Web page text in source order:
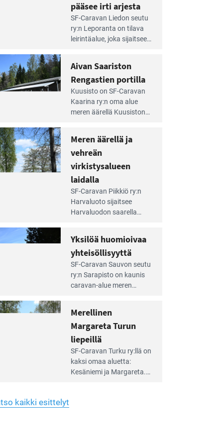
pääsee irti arjesta
SF-Caravan Liedon seutu
ry:n Leporanta on tilava
leirintäalue, joka sijaitsee
ympärillä. – Lampi on
upea ja puhdas, ja se
tarjoaa ympäris­töineen
kauniit maisemat ja
loistavat virkistäytymis­
Aivan Saariston
Rengastien portilla
Kuusisto on SF-Caravan
Kaarina ry:n oma alue
meren äärellä Kuusiston
lapsiystävällinen,
rauhallinen ja
silmiinpistävän siisti.
Meren äärellä ja
vehreän
virkistysalueen
laidalla
SF-Caravan Piikkiö ry:n
Harvaluoto sijait­see
Harvaluodon saarella
käyttöön­sä osan kunnan
viiden hehtaarin
virkistysalueesta.
Yksilöä huomioivaa
yhteisöllisyyttä
SF-Caravan Sauvon seutu
ry:n Sarapisto on kaunis
caravan-alue meren
on 130 sähköllä
varustettua caravan-paik­
kaa sekä kymmenen
paikkaa ilman sähköä.
Merellinen
Margareta Turun
liepeillä
SF-Caravan Turku ry:llä on
kaksi omaa aluet­ta:
Kesäniemi ja Margareta.
kaikki esittelyt